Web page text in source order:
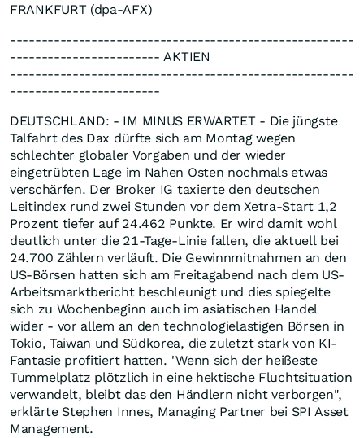
FRANKFURT (dpa-AFX)
-------------------------------------------------------
------------------------ AKTIEN
-------------------------------------------------------
------------------------
DEUTSCHLAND: - IM MINUS ERWARTET - Die jüngste
Talfahrt des Dax dürfte sich am Montag wegen
schlechter globaler Vorgaben und der wieder
eingetrübten Lage im Nahen Osten nochmals etwas
verschärfen. Der Broker IG taxierte den deutschen
Leitindex rund zwei Stunden vor dem Xetra-Start 1,2
Prozent tiefer auf 24.462 Punkte. Er wird damit wohl
deutlich unter die 21-Tage-Linie fallen, die aktuell bei
24.700 Zählern verläuft. Die Gewinnmitnahmen an den
US-Börsen hatten sich am Freitagabend nach dem US-
Arbeitsmarktbericht beschleunigt und dies spiegelte
sich zu Wochenbeginn auch im asiatischen Handel
wider - vor allem an den technologielastigen Börsen in
Tokio, Taiwan und Südkorea, die zuletzt stark von KI-
Fantasie profitiert hatten. "Wenn sich der heißeste
Tummelplatz plötzlich in eine hektische Fluchtsituation
verwandelt, bleibt das den Händlern nicht verborgen",
erklärte Stephen Innes, Managing Partner bei SPI Asset
Management.